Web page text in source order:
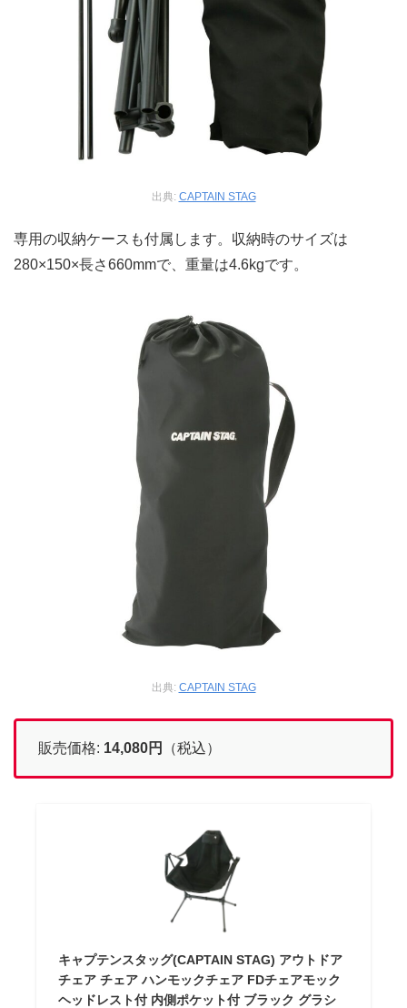
出典: CAPTAIN STAG
専用の収納ケースも付属します。収納時のサイズは
280×150×長さ660mmで、重量は4.6kgです。
出典: CAPTAIN STAG
販売価格: 14,080円 （税込）
キャプテンスタッグ(CAPTAIN STAG) アウトドア
チェア チェア ハンモックチェア FDチェアモック
ヘッドレスト付 内側ポケット付 ブラック グラシ